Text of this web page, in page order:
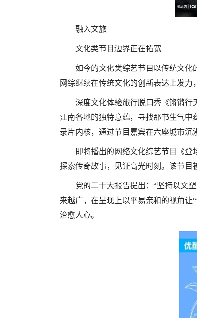
融入文旅
文化类节目边界正在拓宽
如今的文化类综艺节目以传统文化
网综继续在传统文化的创新表达上发力
深度文化体验旅行脱口秀《锵锵行
江南各地的独特意蕴，寻找那书生气
录片内核，通过节目嘉宾在六座城市沉
即将播出的网络文化综艺节目《登
探索传奇故事，见证高光时刻。该节目
党的二十大报告提出：“坚持以文
来越广，在呈现上以平易亲和的视角让
治愈人心。